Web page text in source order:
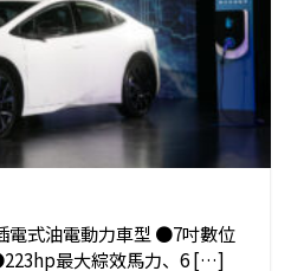
電式油電動力車型 ●7吋數位
最大綜效馬力、6 […]